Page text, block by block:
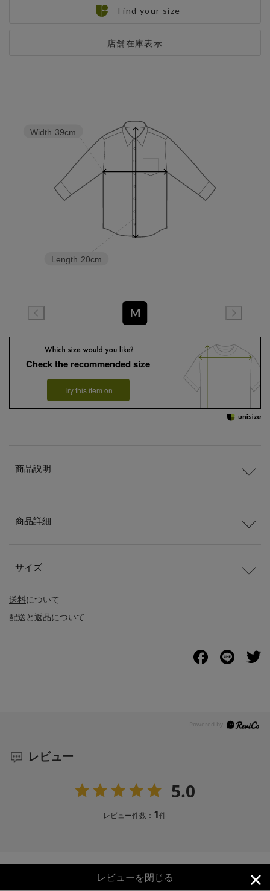
店舗在庫表示
Find your size
Length 20cm
Width 39cm
M
Check the recommended size
Try this item on
送料について
配送と返品について
商品説明
商品詳細
サイズ
レビュー
5.0
レビュー件数： 1件
レビューを閉じる